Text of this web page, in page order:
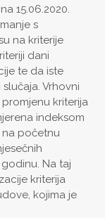
15.06.2020.
s
na kriterije
dani
te da iste
Vrhovni
kriterija
indeksom
početnu
Na taj
kriterija
kojima je